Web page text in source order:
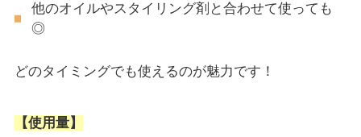
他のオイルやスタイリング剤と合わせて使っても
◎
どのタイミングでも使えるのが魅力です！
【使用量】